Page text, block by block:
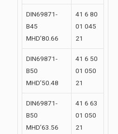
DIN69871-
B45
MHD’80.66
41 6 80
01 045
21
DIN69871-
B50
MHD’50.48
41 6 50
01 050
21
DIN69871-
B50
MHD’63.56
41 6 63
01 050
21